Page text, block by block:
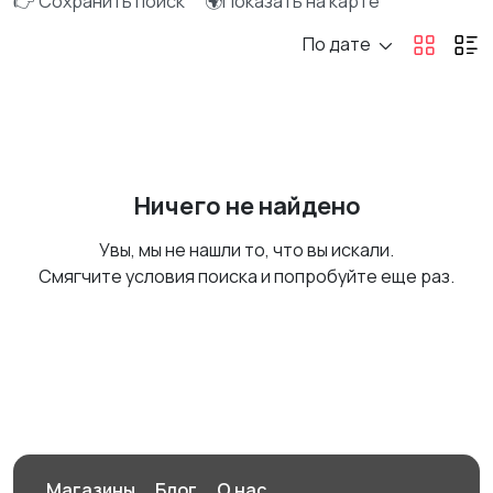
По дате
Ничего не найдено
Увы, мы не нашли то, что вы искали.
Смягчите условия поиска и попробуйте еще раз.